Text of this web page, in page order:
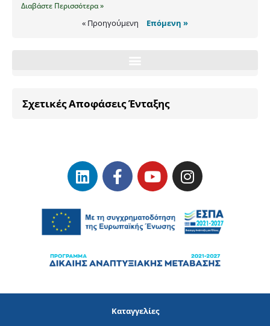
Διαβάστε Περισσότερα »
« Προηγούμενη Επόμενη »
Σχετικές Αποφάσεις Ένταξης
Καταγγελίες